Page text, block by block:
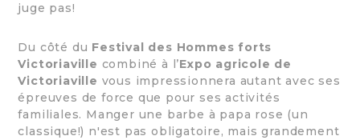
juge pas!
Du côté du Festival des Hommes forts
Victoriaville combiné à l’Expo agricole de
Victoriaville vous impressionnera autant avec ses
épreuves de force que pour ses activités
familiales. Manger une barbe à papa rose (un
classique!) n'est pas obligatoire, mais grandement